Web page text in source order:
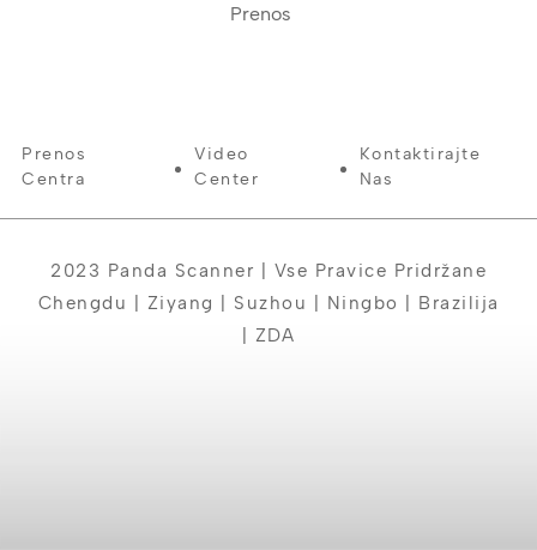
Prenos
Prenos
Centra
Video
Center
Kontaktirajte
Nas
2023 Panda Scanner | Vse Pravice Pridržane
Chengdu | Ziyang | Suzhou | Ningbo | Brazilija
| ZDA